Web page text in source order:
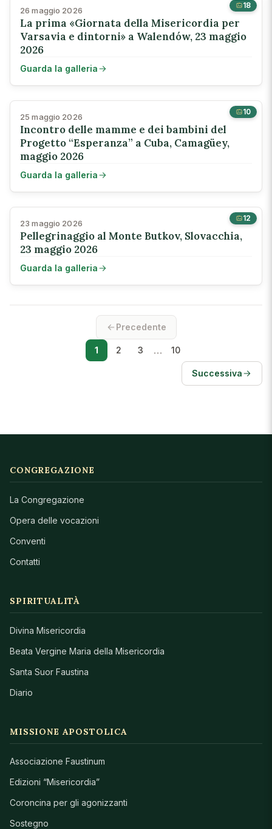
18
26 maggio 2026
La prima «Giornata della Misericordia per
Varsavia e dintorni» a Walendów, 23 maggio
2026
Guarda la galleria
10
25 maggio 2026
Incontro delle mamme e dei bambini del
Progetto “Esperanza” a Cuba, Camagüey,
maggio 2026
Guarda la galleria
12
23 maggio 2026
Pellegrinaggio al Monte Butkov, Slovacchia,
23 maggio 2026
Guarda la galleria
Precedente
1 2 3 … 10
Successiva
CONGREGAZIONE
La Congregazione
Opera delle vocazioni
Conventi
Contatti
SPIRITUALITÀ
Divina Misericordia
Beata Vergine Maria della Misericordia
Santa Suor Faustina
Diario
MISSIONE APOSTOLICA
Associazione Faustinum
Edizioni “Misericordia”
Coroncina per gli agonizzanti
Sostegno